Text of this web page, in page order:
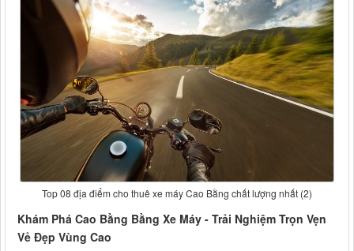
Top 08 địa điểm cho thuê xe máy Cao Bằng chất lượng nhất (2)
Khám Phá Cao Bằng Bằng Xe Máy - Trải Nghiệm Trọn Vẹn
Vẻ Đẹp Vùng Cao